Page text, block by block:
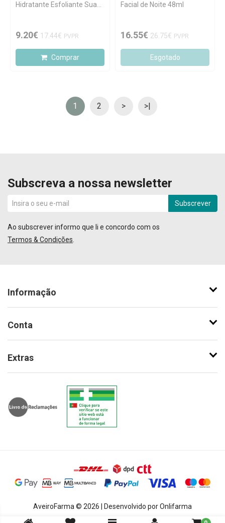
Hidratante Esfoliante Suave
9.20€ 17.44€ PVPR
Comprar
Facial de Noite 48ml
16.55€ 26.75€ PVPR
Esgotado
1 2 > >|
Subscreva a nossa newsletter
Subscrever
Ao subscrever informo que li e concordo com os
Termos & Condições
Informação
Conta
Extras
AveiroFarma © 2026 | Desenvolvido por Onlifarma